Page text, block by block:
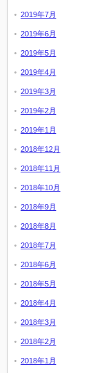
2019年7月
2019年6月
2019年5月
2019年4月
2019年3月
2019年2月
2019年1月
2018年12月
2018年11月
2018年10月
2018年9月
2018年8月
2018年7月
2018年6月
2018年5月
2018年4月
2018年3月
2018年2月
2018年1月